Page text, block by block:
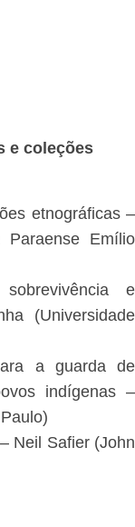
e coleções
etnográficas –
Paraense Emílio
e
(Universidade
a guarda de
indígenas –
Neil Safier (John